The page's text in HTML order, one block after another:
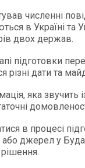
численні
в Україні та
двох держав.
підготовки
різні дати та
яка звучить
в процесі
джерел у